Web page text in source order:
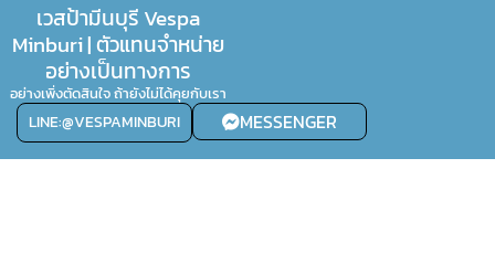
เวสป้ามีนบุรี Vespa
Minburi | ตัวแทนจำหน่าย
อย่างเป็นทางการ
อย่างเพิ่งตัดสินใจ ถ้ายังไม่ได้คุยกับเรา
LINE:@VESPAMINBURI MESSENGER